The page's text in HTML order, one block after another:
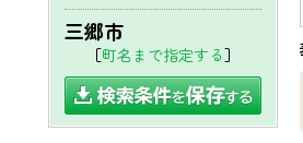
三郷市
［町名まで指定する］